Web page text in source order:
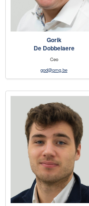
Gorik
De Dobbelaere
Ceo
god@pmg.be